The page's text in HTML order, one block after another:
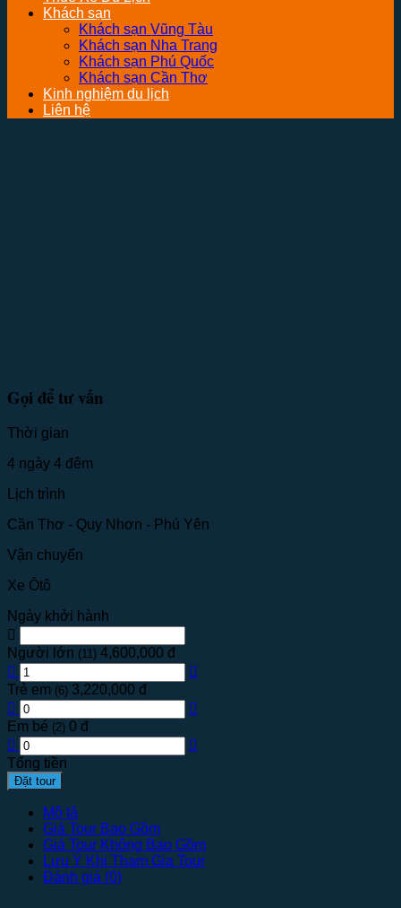
Khách sạn
Khách sạn Vũng Tàu
Khách sạn Nha Trang
Khách sạn Phú Quốc
Khách sạn Cần Thơ
Kinh nghiệm du lịch
Liên hệ
Gọi để tư vấn
Thời gian
4 ngày 4 đêm
Lịch trình
Cần Thơ - Quy Nhơn - Phú Yên
Vận chuyển
Xe Ôtô
Ngày khởi hành
Người lớn (11) 4,600,000 đ
Trẻ em (6) 3,220,000 đ
Em bé (2) 0 đ
Tổng tiền
Đặt tour
Mô tả
Giá Tour Bao Gồm
Giá Tour Không Bao Gồm
Lưu Ý Khi Tham Gia Tour
Đánh giá (0)